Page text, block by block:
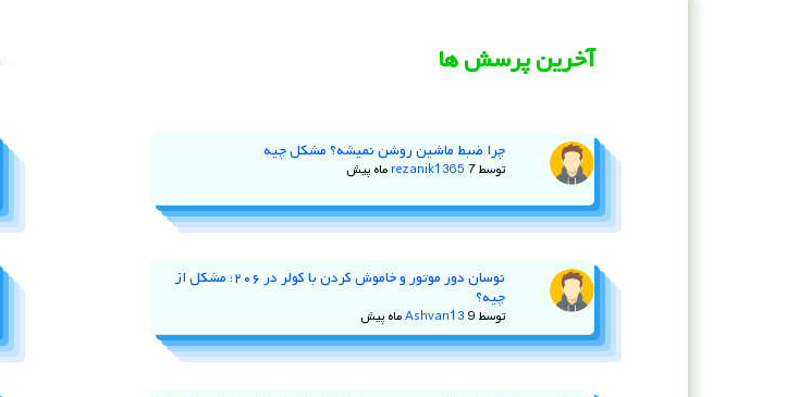
آخرین پرسش ها
چرا ضبط ماشین روشن نمیشه؟ مشکل چیه
توسط rezanik1365 7 ماه پیش
نوسان دور موتور و خاموش کردن با کولر در ۲۰۶؛ مشکل از
چیه؟
توسط Ashvan13 9 ماه پیش